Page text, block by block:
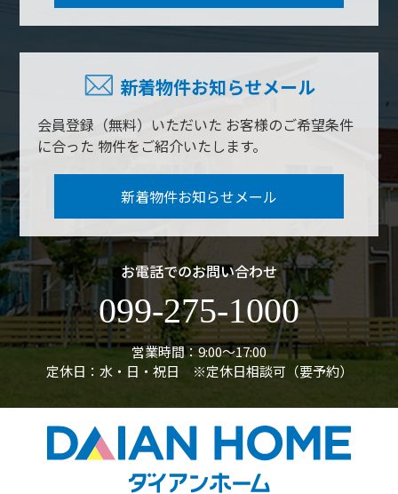
新着物件お知らせメール
会員登録（無料）いただいた お客様のご希望条件
に合った 物件をご紹介いたします。
新着物件お知らせメール
お電話でのお問い合わせ
099-275-1000
営業時間：9:00〜17:00
定休日：水・日・祝日 ※定休日相談可（要予約）